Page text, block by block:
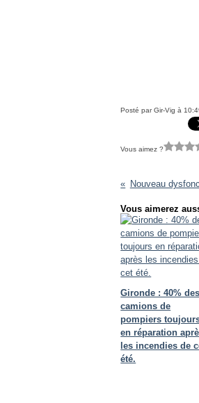
Posté par Gir-Vig à
Vous aimez ?
Nouveau
Vous aimerez
Gironde : 40% des
camions de
pompiers
en réparation
les incendies de
été.